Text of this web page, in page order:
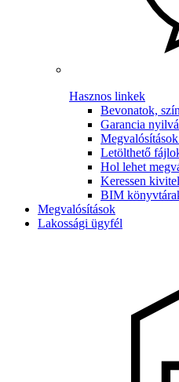
Hasznos linkek
Bevonatok,
Garancia
Letölthető
Hol lehet
Keressen
BIM
Megvalósítások
Lakossági ügyfél